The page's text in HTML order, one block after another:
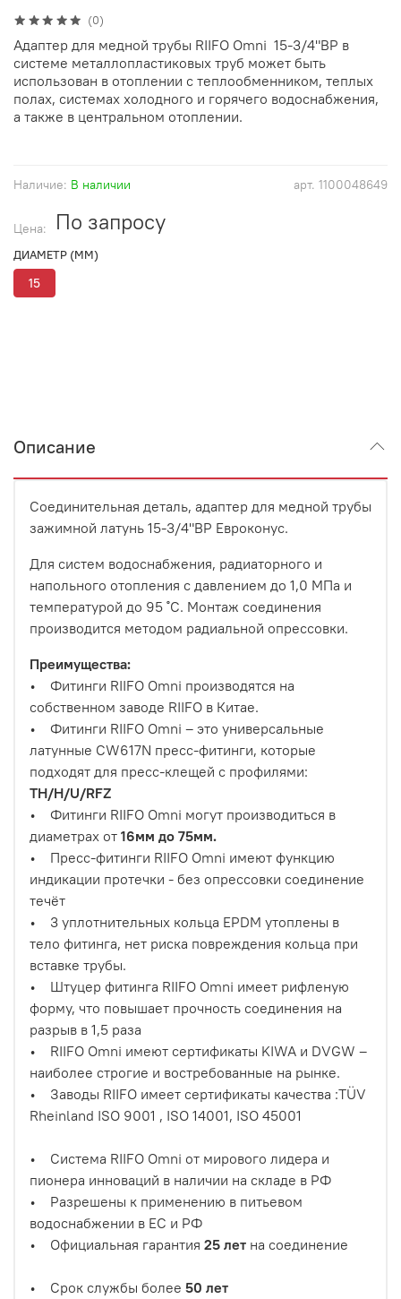
(0)
арт. 1100048649
Наличие: В наличии
Цена: По запросу
ДИАМЕТР (ММ)
15
Адаптер для медной трубы RIIFO Omni 15-3/4"ВР в
системе металлопластиковых труб может быть
использован в отоплении с теплообменником, теплых
полах, системах холодного и горячего водоснабжения,
а также в центральном отоплении.
Описание
Соединительная деталь, адаптер для медной трубы
зажимной латунь 15-3/4"ВР Евроконус.
Для систем водоснабжения, радиаторного и
напольного отопления с давлением до 1,0 МПа и
температурой до 95 ˚С. Монтаж соединения
производится методом радиальной опрессовки.
Преимущества:
• Фитинги RIIFO Omni производятся на
собственном заводе RIIFO в Китае.
• Фитинги RIIFO Omni – это универсальные
латунные CW617N пресс-фитинги, которые
подходят для пресс-клещей с профилями:
TH/H/U/RFZ
• Фитинги RIIFO Omni могут производиться в
диаметрах от 16мм до 75мм.
• Пресс-фитинги RIIFO Omni имеют функцию
индикации протечки - без опрессовки соединение
течёт
• 3 уплотнительных кольца EPDM утоплены в
тело фитинга, нет риска повреждения кольца при
вставке трубы.
• Штуцер фитинга RIIFO Omni имеет рифленую
форму, что повышает прочность соединения на
разрыв в 1,5 раза
• RIIFO Omni имеют сертификаты KIWA и DVGW –
наиболее строгие и востребованные на рынке.
• Заводы RIIFO имеет сертификаты качества :TÜV
Rheinland ISO 9001 , ISO 14001, ISO 45001
• Система RIIFO Omni от мирового лидера и
пионера инноваций в наличии на складе в РФ
• Разрешены к применению в питьевом
водоснабжении в ЕС и РФ
• Официальная гарантия 25 лет на соединение
• Срок службы более 50 лет